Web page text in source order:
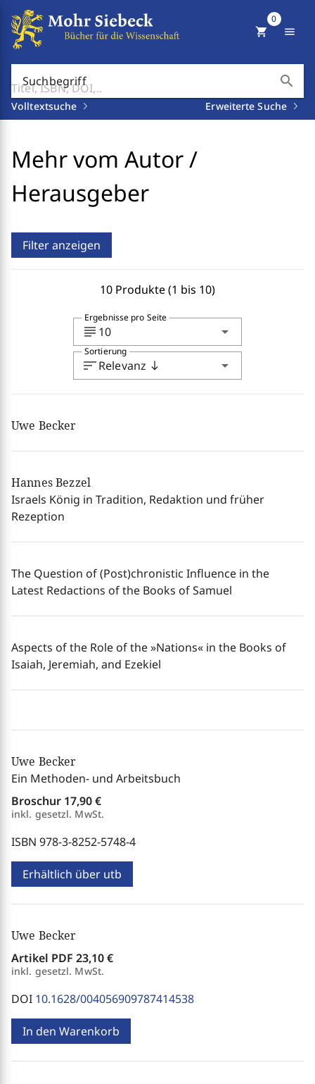
Suchbegriff search
Volltextsuche Erweiterte Suche
shopping_cart
0
menu
Mehr vom Autor /
Herausgeber
Filter anzeigen
10 Produkte (1 bis 10)
subject 10 arrow_drop_down
Ergebnisse pro Seite
sortRelevanz south arrow_drop_down
Sortierung
Uwe Becker
Hannes Bezzel
Israels König in Tradition, Redaktion und früher
Rezeption
The Question of (Post)chronistic Influence in the
Latest Redactions of the Books of Samuel
Aspects of the Role of the »Nations« in the Books of
Isaiah, Jeremiah, and Ezekiel
Uwe Becker
Ein Methoden- und Arbeitsbuch
Broschur 17,90 €
inkl. gesetzl. MwSt.
ISBN 978-3-8252-5748-4
Erhältlich über utb
Uwe Becker
Artikel PDF 23,10 €
inkl. gesetzl. MwSt.
DOI 10.1628/004056909787414538
In den Warenkorb